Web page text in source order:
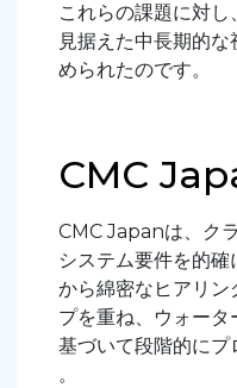
これらの課題に対
見据えた中長期的
められたのです。
CMC
CMC Japanは、ク
システム要件を的
から綿密なヒアリン
プを重ね、ウォー
基づいて段階的にプ
。